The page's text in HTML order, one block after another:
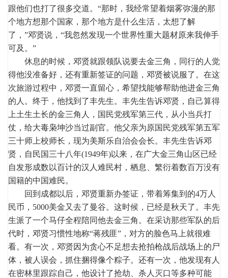
跟他们也打了很多交道。“那时，我经常望着烟雾弥漫的那
个地方想那个国家，那个地方是什么生活，太想了解
了，”邓贤说，“我忽然发现一个世界性重大题材原来我伸手
可及。”
休息的时候，邓贤就跟领队说要去金三角，同行的人觉
得他没准备好，还有重新签证的问题，邓贤被说服了。在这
次旅游过程中，邓贤一直留心，希望找能够帮助他进金三角
的人。终于，他找到了丰先生。丰先生告诉邓贤，自己算得
上土生土长的金三角人，国民党残军第三代，从小当兵打
仗，给大毒枭坤沙当过副官。他父亲为原国民党残军第五军
三十师上校师长，现为美斯乐自治会会长。丰先生告诉邓
贤，自民国三十八年(1949年)以来，在广大金三角山区已经
自发形成数以百计的汉人难民村，栖息、繁衍着数百万没有
国籍的中国难民。
回到成都以后，邓贤重新办签证，带着筹集到的4万人
民币，5000美金又去了曼谷。这时候，已经是秋天了。丰先
生派了一个马仔全程陪同他去金三角。在采访那些军队的后
代时，邓贤习惯性地称“蒋残匪”，对方的脸色马上就很难
看。有一次，邓贤因为贪心不足想去抢拍枪战后战场上的尸
体，被人误会，抓住捆得像个粽子。还有一次，他发现有人
在密林里跟踪自己，他设计了抢劫、杀人灭口等多种可能